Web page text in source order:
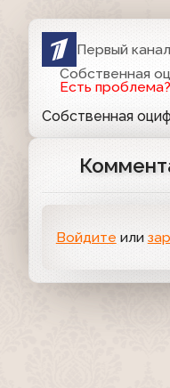
Первый канал
Собственная
Есть проблема?
Собственная
Войдите или